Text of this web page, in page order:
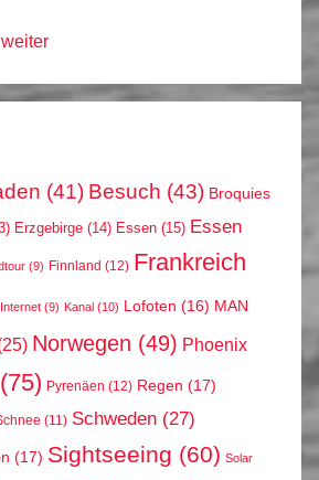
(41) Besuch (43) Broquies
Erzgebirge (14) Essen (15) Essen
(9) Finnland (12) Frankreich
Internet (9) Kanal (10) Lofoten (16) MAN
Norwegen (49) Phoenix
(75) Pyrenäen (12) Regen (17)
(11) Schweden (27)
(17) Sightseeing (60) Solar